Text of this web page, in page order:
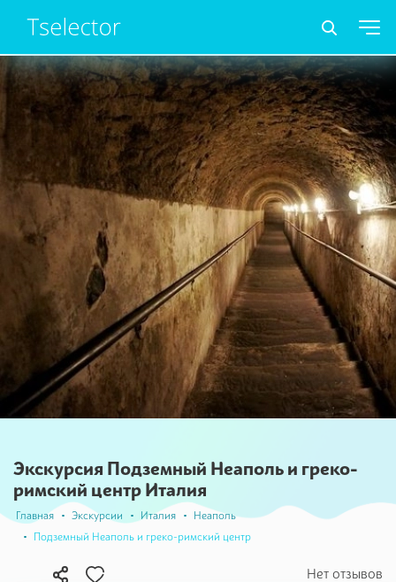
Экскурсия Подземный Неаполь и греко-
римский центр Италия
Главная Экскурсии Италия
Неаполь
Подземный Неаполь и греко-римский центр
Нет отзывов